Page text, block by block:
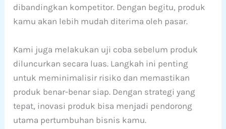
dibandingkan kompetitor. Dengan begitu, produk
kamu akan lebih mudah diterima oleh pasar.
Kami juga melakukan uji coba sebelum produk
diluncurkan secara luas. Langkah ini penting
untuk meminimalisir risiko dan memastikan
produk benar-benar siap. Dengan strategi yang
tepat, inovasi produk bisa menjadi pendorong
utama pertumbuhan bisnis kamu.